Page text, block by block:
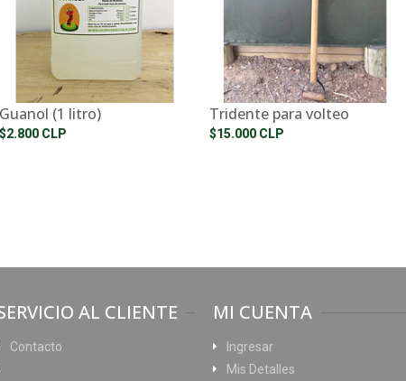
Guanol (1 litro)
$2.800 CLP
Tridente para volteo
$15.000 CLP
AL CLIENTE
Contacto
MI CUENTA
Ingresar
Mis Detalles